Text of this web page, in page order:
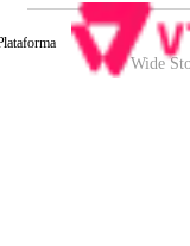
Wide